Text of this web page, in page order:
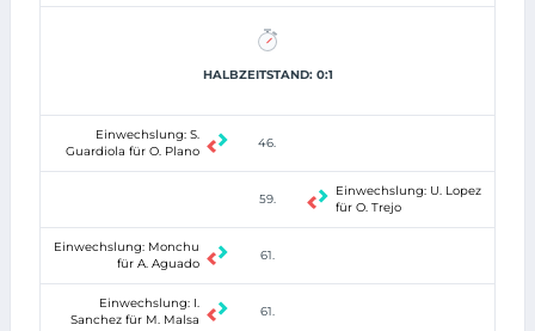
HALBZEITSTAND: 0:1
Einwechslung: S.
Guardiola für O. Plano
46.
59.
Einwechslung: U. Lopez
für O. Trejo
Einwechslung: Monchu
für A. Aguado
61.
Einwechslung: I.
Sanchez für M. Malsa
61.